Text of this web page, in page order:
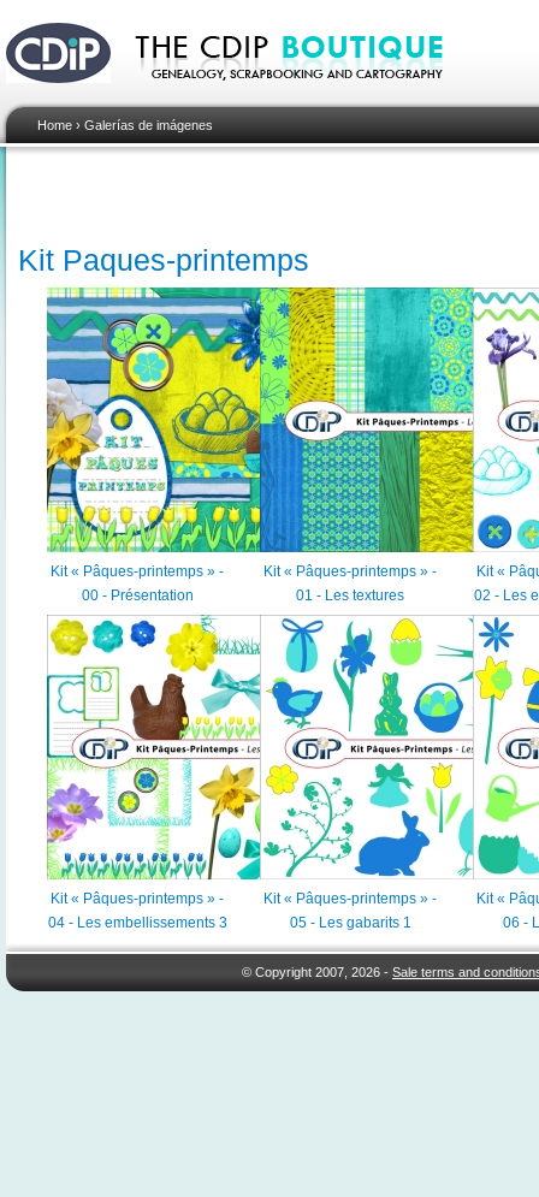
Home › Galerías de imágenes
Kit Paques-printemps
Kit « Pâques-printemps » -
00 - Présentation
Kit « Pâques-printemps » -
01 - Les textures
Kit «
02 - Les
Kit « Pâques-printemps » -
04 - Les embellissements 3
Kit « Pâques-printemps » -
05 - Les gabarits 1
Kit «
06 -
© Copyright 2007, 2026 -Sale terms and